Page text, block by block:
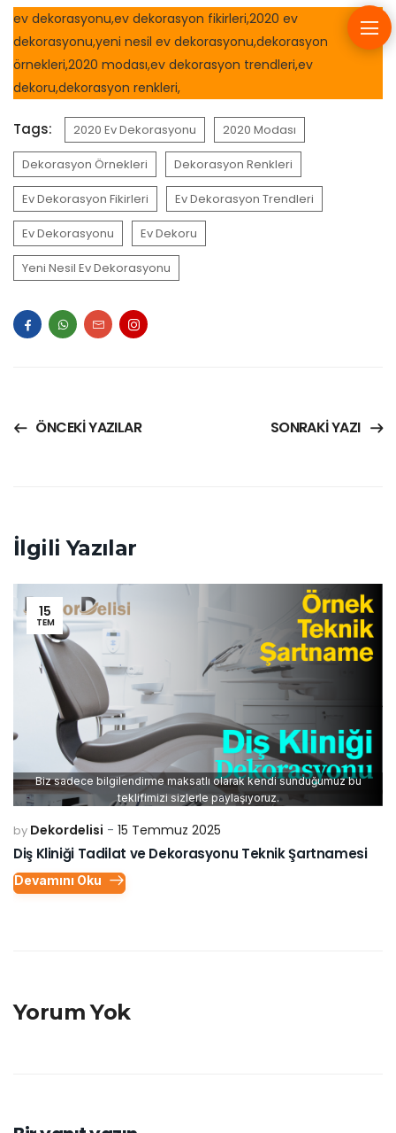
ev dekorasyonu,ev dekorasyon fikirleri,2020 ev
dekorasyonu,yeni nesil ev dekorasyonu,dekorasyon
örnekleri,2020 modası,ev dekorasyon trendleri,ev
dekoru,dekorasyon renkleri,
Tags: 2020 Ev Dekorasyonu 2020 Modası
Dekorasyon Örnekleri Dekorasyon Renkleri
Ev Dekorasyon Fikirleri Ev Dekorasyon Trendleri
Ev Dekorasyonu Ev Dekoru
Yeni Nesil Ev Dekorasyonu
ÖNCEKI YAZILAR SONRAKI YAZI
İlgili Yazılar
15
TEM
Biz sadece bilgilendirme maksatlı olarak kendi sunduğumuz bu
teklifimizi sizlerle paylaşıyoruz.
by Dekordelisi 15 Temmuz 2025
Diş Kliniği Tadilat ve Dekorasyonu Teknik Şartnamesi
Devamını Oku
Yorum Yok